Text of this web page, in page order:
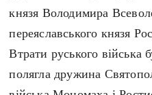
князя Володимира
переяславського князя
Втрати руського
полягла дружина